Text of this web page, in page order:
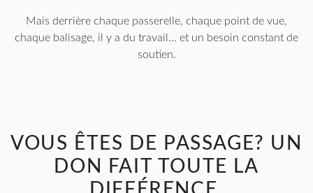
Mais derrière chaque passerelle, chaque point de vue,
chaque balisage, il y a du travail… et un besoin constant de
soutien.
VOUS ÊTES DE PASSAGE? UN
DON FAIT TOUTE LA